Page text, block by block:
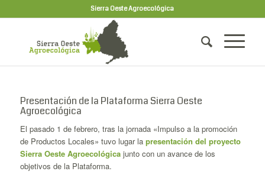
Sierra Oeste Agroecológica
Presentación de la Plataforma Sierra Oeste
Agroecológica
El pasado 1 de febrero, tras la jornada «Impulso a la promoción
de Productos Locales» tuvo lugar la presentación del proyecto
Sierra Oeste Agroecológicajunto con un avance de los
objetivos de la Plataforma.